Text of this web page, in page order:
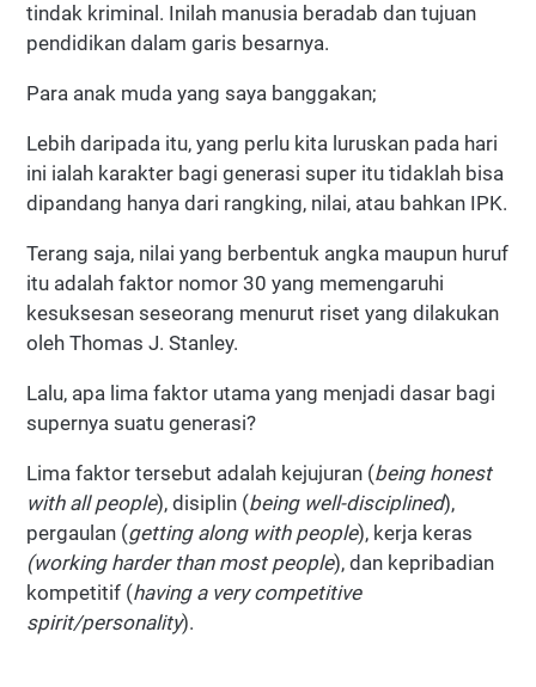
tindak kriminal. Inilah manusia beradab dan tujuan
pendidikan dalam garis besarnya.
Para anak muda yang saya banggakan;
Lebih daripada itu, yang perlu kita luruskan pada hari
ini ialah karakter bagi generasi super itu tidaklah bisa
dipandang hanya dari rangking, nilai, atau bahkan IPK.
Terang saja, nilai yang berbentuk angka maupun huruf
itu adalah faktor nomor 30 yang memengaruhi
kesuksesan seseorang menurut riset yang dilakukan
oleh Thomas J. Stanley.
Lalu, apa lima faktor utama yang menjadi dasar bagi
supernya suatu generasi?
Lima faktor tersebut adalah kejujuran (being honest
with all people), disiplin (being well-disciplined),
pergaulan (getting along with people), kerja keras
(working harder than most people), dan kepribadian
kompetitif (having a very competitive
spirit/personality).